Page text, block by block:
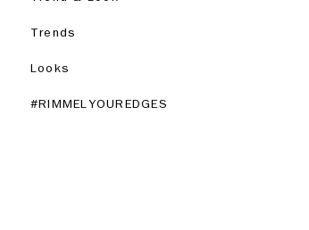
Trends
Looks
#RIMMELYOUREDGES